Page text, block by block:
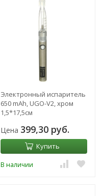
Электронный испаритель
650 mAh, UGO-V2, хром
1,5*17,5см
Цена 399,30 руб.
Купить
В наличии